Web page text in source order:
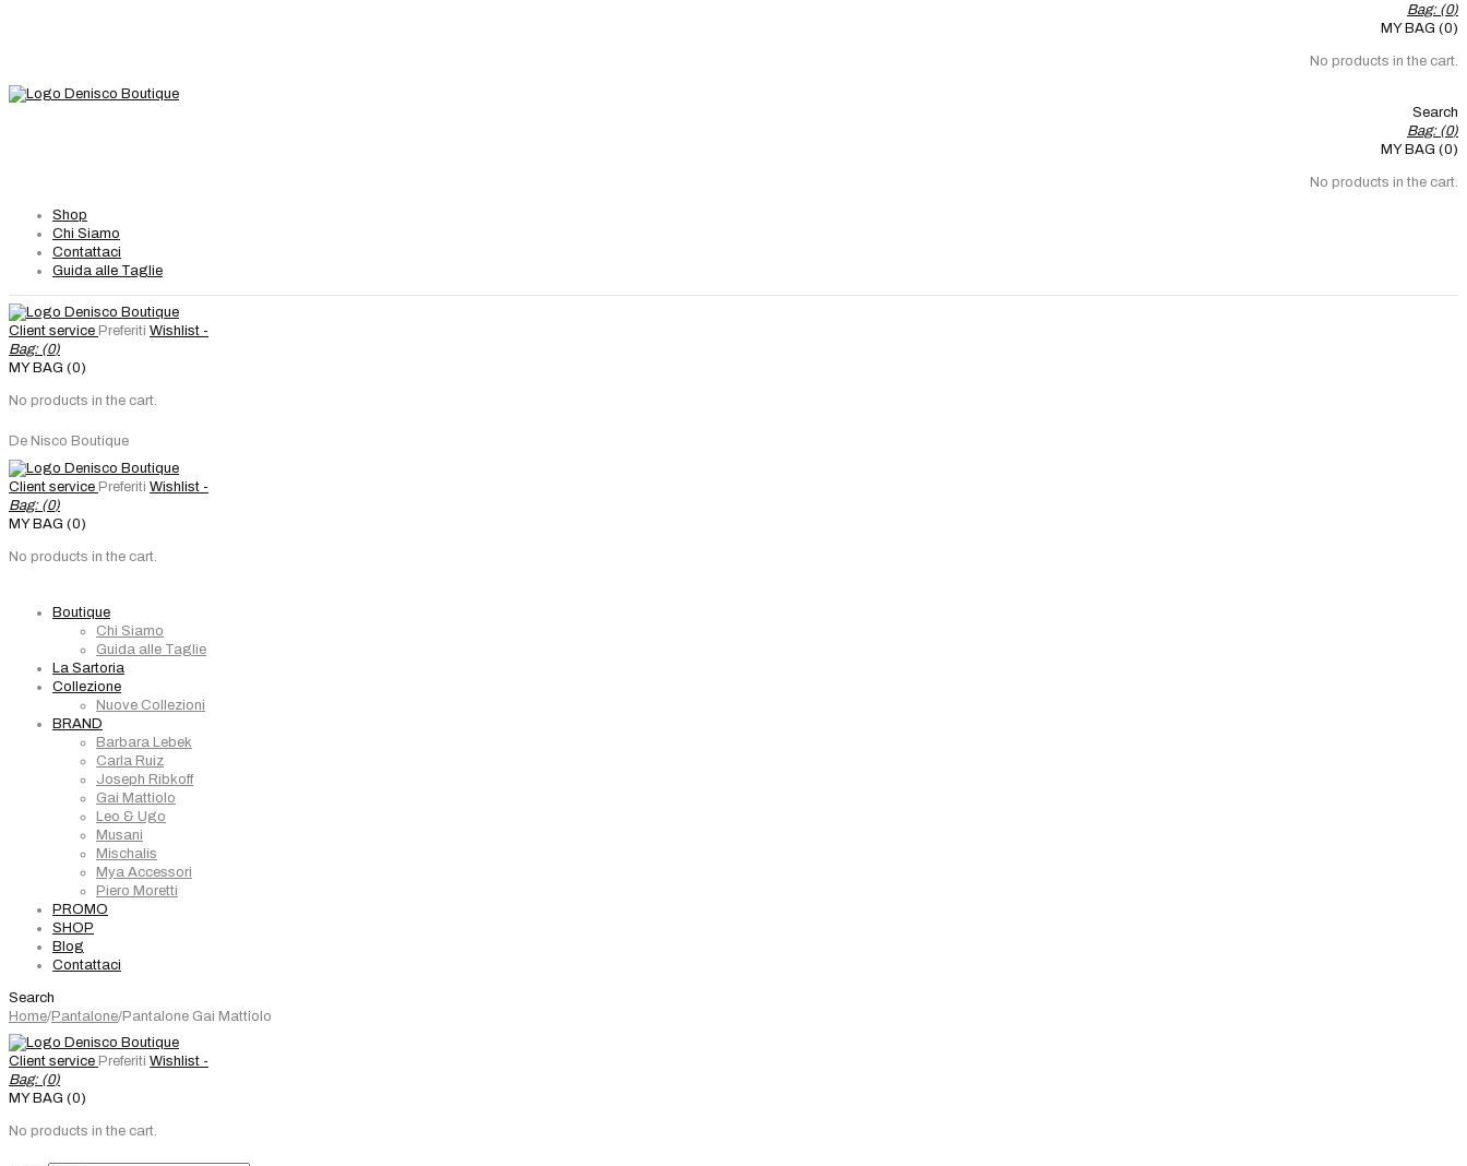
Bag: (0)
MY BAG (0)
No products in the cart.
Search
Bag: (0)
MY BAG (0)
No products in the cart.
Shop
Chi Siamo
Contattaci
Guida alle Taglie
Client service Preferiti Wishlist -
Bag: (0)
MY BAG (0)
No products in the cart.
De Nisco Boutique
Client service Preferiti Wishlist -
Bag: (0)
MY BAG (0)
No products in the cart.
Boutique
Chi Siamo
Guida alle Taglie
La Sartoria
Collezione
Nuove Collezioni
BRAND
Barbara Lebek
Carla Ruiz
Joseph Ribkoff
Gai Mattiolo
Leo & Ugo
Musani
Mischalis
Mya Accessori
Piero Moretti
PROMO
SHOP
Blog
Contattaci
Search
Home/Pantalone/Pantalone Gai Mattiolo
Client service Preferiti Wishlist -
Bag: (0)
MY BAG (0)
No products in the cart.